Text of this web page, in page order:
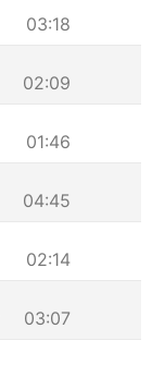
03:18
02:09
01:46
04:45
02:14
03:07